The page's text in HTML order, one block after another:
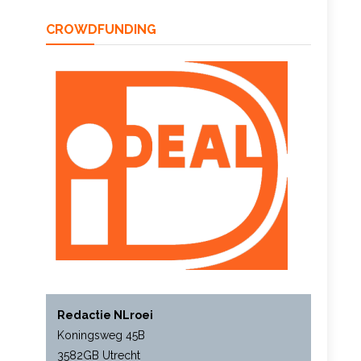
CROWDFUNDING
Redactie NLroei
Koningsweg 45B
3582GB Utrecht